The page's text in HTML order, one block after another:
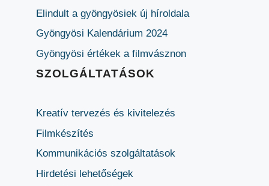
Elindult a gyöngyösiek új híroldala
Gyöngyösi Kalendárium 2024
Gyöngyösi értékek a filmvásznon
SZOLGÁLTATÁSOK
Kreatív tervezés és kivitelezés
Filmkészítés
Kommunikációs szolgáltatások
Hirdetési lehetőségek